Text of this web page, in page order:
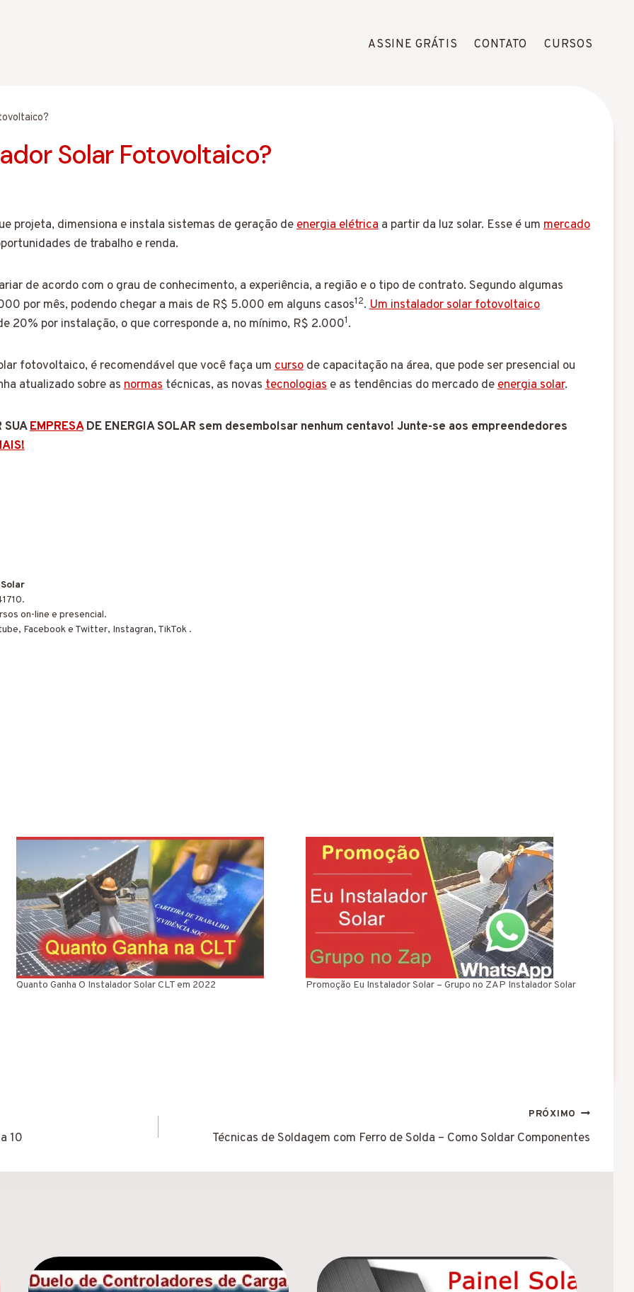
ASSINE GRÁTIS CONTATO CURSOS
Solar Fotovoltaico?
projeta, dimensiona e instala sistemas de geração deenergia elétricaa partir da luz solar. Esse é ummercado
de trabalho e renda.
de acordo com o grau de conhecimento, a experiência, a região e o tipo de contrato. Segundo algumas
por mês, podendo chegar a mais de R$ 5.000 em alguns casos12.Um instalador solar fotovoltaico
20% por instalação, o que corresponde a, no mínimo, R$ 2.0001.
fotovoltaico, é recomendável que você faça umcursode capacitação na área, que pode ser presencial ou
atualizado sobre asnormastécnicas, as novastecnologiase as tendências do mercado deenergia solar.
SUAEMPRESADE ENERGIA SOLAR sem desembolsar nenhum centavo! Junte-se aos empreendedores
on-line e presencial.
Facebook e Twitter, Instagran, TikTok .
Quanto Ganha O Instalador Solar CLT em 2022 Promoção Eu Instalador Solar – Grupo no ZAP Instalador Solar
10
PRÓXIMO
Técnicas de Soldagem com Ferro de Solda – Como Soldar Componentes